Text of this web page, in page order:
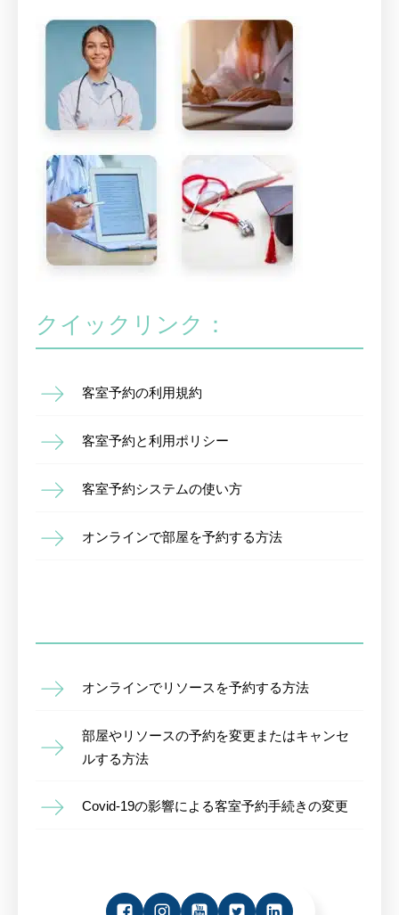
クイックリンク：
客室予約の利用規約
客室予約と利用ポリシー
客室予約システムの使い方
オンラインで部屋を予約する方法
オンラインでリソースを予約する方法
部屋やリソースの予約を変更またはキャンセ
ルする方法
Covid-19の影響による客室予約手続きの変更